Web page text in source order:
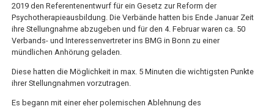
2019 den Referentenentwurf für ein Gesetz zur Reform der
Psychotherapieausbildung. Die Verbände hatten bis Ende Januar Zeit
ihre Stellungnahme abzugeben und für den 4. Februar waren ca. 50
Verbands- und Interessenvertreter ins BMG in Bonn zu einer
mündlichen Anhörung geladen.
Diese hatten die Möglichkeit in max. 5 Minuten die wichtigsten Punkte
ihrer Stellungnahmen vorzutragen.
Es begann mit einer eher polemischen Ablehnung des